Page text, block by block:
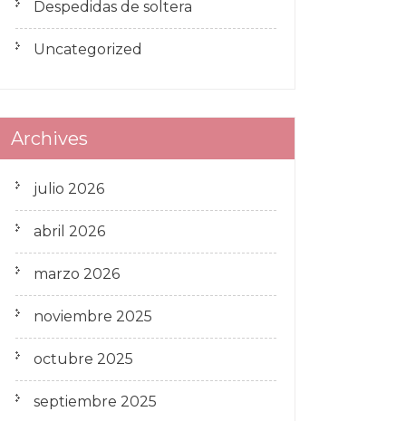
Despedidas de soltera
Uncategorized
Archives
julio 2026
abril 2026
marzo 2026
noviembre 2025
octubre 2025
septiembre 2025